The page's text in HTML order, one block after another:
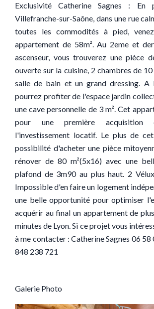
Exclusivité Catherine Sagnes :
Villefranche-sur-Saône, dans une rue
toutes les commodités à pied,
appartement de 58m². Au 2eme et
ascenseur, vous trouverez une pièce
ouverte sur la cuisine, 2 chambres de 10
salle de bain et un grand dressing. A
pourrez profiter de l'espace jardin
une cave personnelle de 3 m². Cet
pour une première
l'investissement locatif. Le plus de
possibilité d'acheter une pièce
rénover de 80 m²(5x16) avec une
plafond de 3m90 au plus haut. 2
Impossible d'en faire un logement
une belle opportunité pour optimiser
acquérir au final un appartement de
minutes de Lyon. Si ce projet vous
à me contacter : Catherine Sagnes 06 58
848 238 721
Galerie Photo